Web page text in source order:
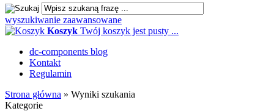
wyszukiwanie zaawansowane
Koszyk Twój koszyk jest pusty ...
dc-components blog
Kontakt
Regulamin
Strona główna » Wyniki szukania
Kategorie